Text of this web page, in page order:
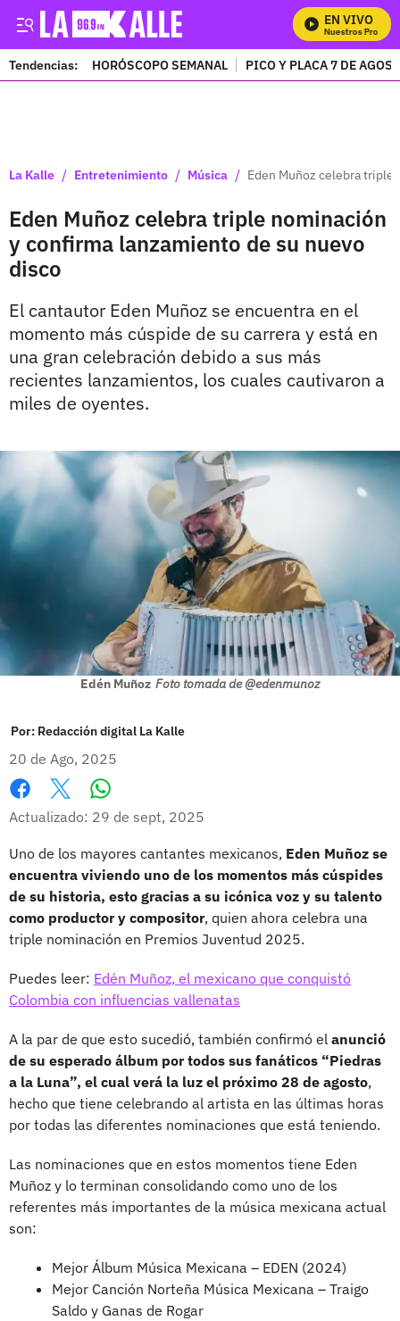
EN VIVO
Mira Todos Nuestros
Tendencias: HORÓSCOPO SEMANAL PICO Y PLACA 7 DE
La Kalle / Entretenimiento / Música / Eden Muñoz celebra
Eden Muñoz celebra triple nominación
y confirma lanzamiento de su nuevo
disco
El cantautor Eden Muñoz se encuentra en el
momento más cúspide de su carrera y está en
una gran celebración debido a sus más
recientes lanzamientos, los cuales cautivaron a
miles de oyentes.
Edén Muñoz Foto tomada de @edenmunoz
Por: Redacción digital La Kalle
20 de Ago, 2025
Facebook
X
Actualizado: 29 de sept, 2025
Uno de los mayores cantantes mexicanos, Eden Muñoz se
encuentra viviendo uno de los momentos más cúspides
de su historia, esto gracias a su icónica voz y su talento
como productor y compositor, quien ahora celebra una
triple nominación en Premios Juventud 2025.
Puedes leer: Edén Muñoz, el mexicano que conquistó
Colombia con influencias vallenatas
A la par de que esto sucedió, también confirmó el anunció
de su esperado álbum por todos sus fanáticos “Piedras
a la Luna”, el cual verá la luz el próximo 28 de agosto,
hecho que tiene celebrando al artista en las últimas horas
por todas las diferentes nominaciones que está teniendo.
Las nominaciones que en estos momentos tiene Eden
Muñoz y lo terminan consolidando como uno de los
referentes más importantes de la música mexicana actual
son:
Mejor Álbum Música Mexicana – EDEN (2024)
Mejor Canción Norteña Música Mexicana – Traigo
Saldo y Ganas de Rogar